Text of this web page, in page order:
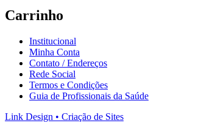
Carrinho
Institucional
Minha Conta
Contato / Endereços
Rede Social
Termos e Condições
Guia de Profissionais da Saúde
Link Design • Criação de Sites